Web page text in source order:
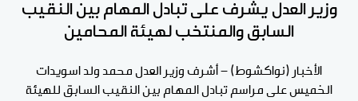
وزير العدل يشرف على تبادل المهام بين النقيب
السابق والمنتخب لهيئة المحامين
الأخبار (نواكشوط) - أشرف وزير العدل محمد ولد اسويدات
الخميس على مراسم تبادل المهام بين النقيب السابق للهيئة